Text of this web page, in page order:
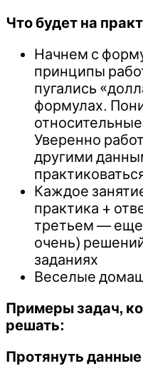
Что будет на
Начнем с
принципы
пугались
формулах.
Уверенно
другими
Каждое
практика +
третьем — еще
очень)
заданиях
Веселые
Примеры задач,
решать:
Протянуть